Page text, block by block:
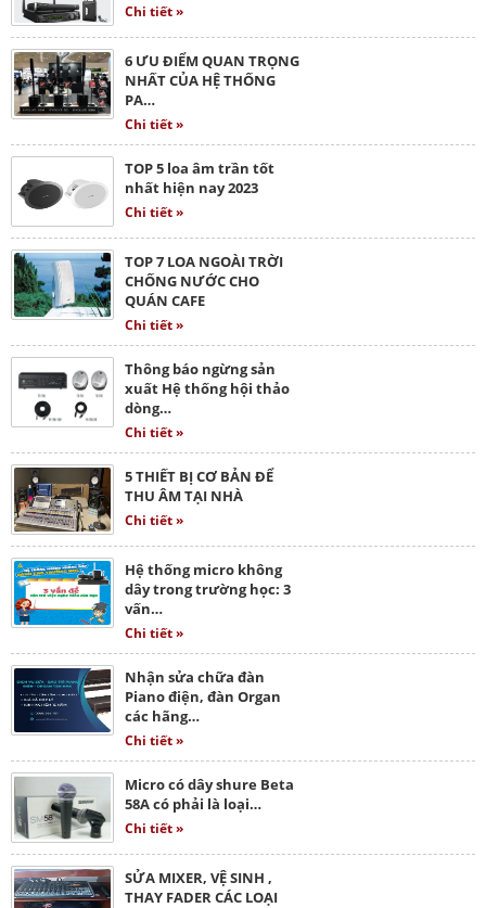
Chi tiết »
6 ƯU ĐIỂM QUAN TRỌNG
NHẤT CỦA HỆ THỐNG
PA…
Chi tiết »
TOP 5 loa âm trần tốt
nhất hiện nay 2023
Chi tiết »
TOP 7 LOA NGOÀI TRỜI
CHỐNG NƯỚC CHO
QUÁN CAFE
Chi tiết »
Thông báo ngừng sản
xuất Hệ thống hội thảo
dòng…
Chi tiết »
5 THIẾT BỊ CƠ BẢN ĐỂ
THU ÂM TẠI NHÀ
Chi tiết »
Hệ thống micro không
dây trong trường học: 3
vấn…
Chi tiết »
Nhận sửa chữa đàn
Piano điện, đàn Organ
các hãng…
Chi tiết »
Micro có dây shure Beta
58A có phải là loại…
Chi tiết »
SỬA MIXER, VỆ SINH ,
THAY FADER CÁC LOẠI